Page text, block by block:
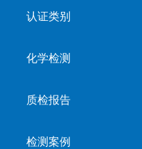
认证类别
化学检测
质检报告
检测案例